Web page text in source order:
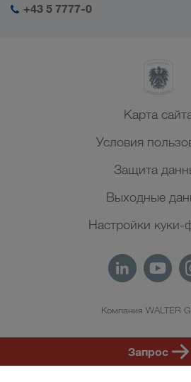
Запрос
Северная Африка
+43 5 7777-0
Карта
Условия
Защита
Выходные
Настройки куки-
Компания WALTER